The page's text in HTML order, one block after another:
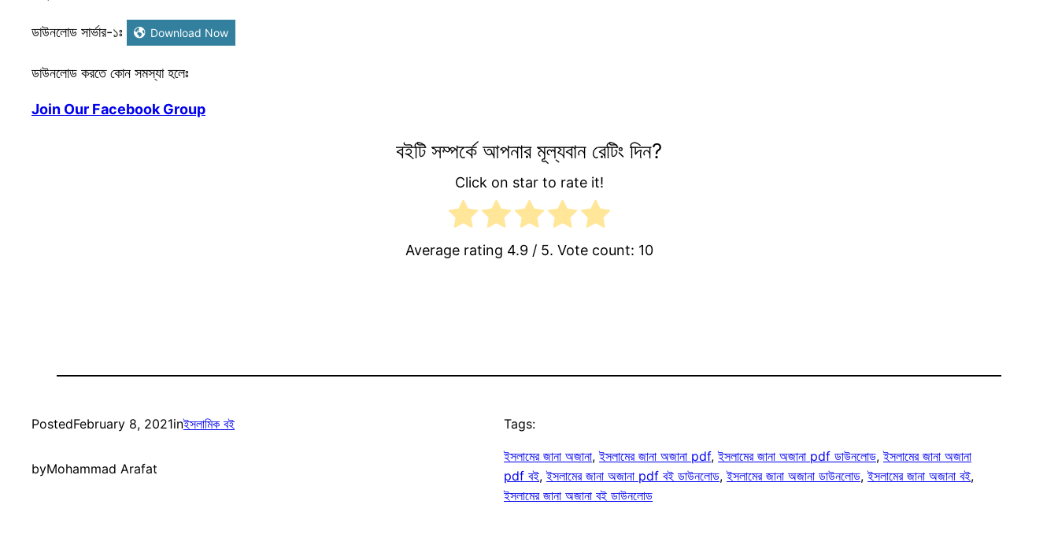
ডাউনলোড সার্ভার-১ঃ Download Now
ডাউনলোড করতে কোন সমস্যা হলেঃ
Join Our Facebook Group
বইটি সম্পর্কে আপনার মূল্যবান রেটিং দিন?
Click on star to rate it!
Average rating 4.9 / 5. Vote count: 10
PostedFebruary 8, 2021inইসলামিক বই
byMohammad Arafat
Tags:
ইসলামের জানা অজানা, ইসলামের জানা অজানা pdf, ইসলামের জানা অজানা pdf ডাউনলোড, ইসলামের জানা অজানা
pdf বই, ইসলামের জানা অজানা pdf বই ডাউনলোড, ইসলামের জানা অজানা ডাউনলোড, ইসলামের জানা অজানা বই
ইসলামের জানা অজানা বই ডাউনলোড